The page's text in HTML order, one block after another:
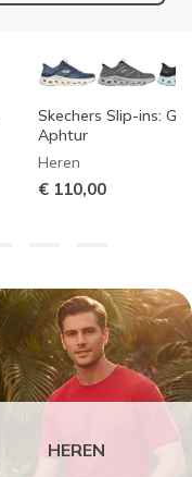
Skechers Slip-ins:
Aphtur
Heren
€ 110,00
HEREN